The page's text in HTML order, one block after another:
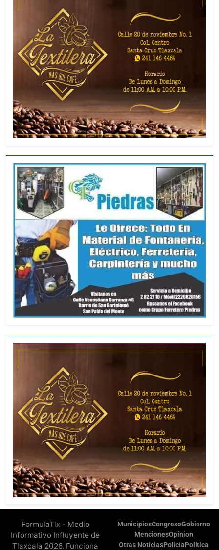
FormulaTlx - Medio
Informativo Influyente de
Tlaxcala 2026. Funciona
MunicipiosCongresoGobierno
MencionesOpinion
Otras NoticiasPolicíaPolítica